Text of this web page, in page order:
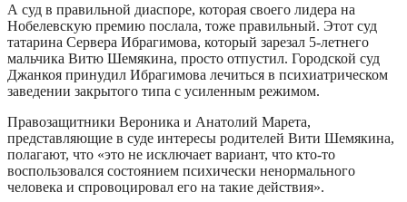
А суд в правильной диаспоре, которая своего лидера на
Нобелевскую премию послала, тоже правильный. Этот суд
татарина Сервера Ибрагимова, который зарезал 5-летнего
мальчика Витю Шемякина, просто отпустил. Городской суд
Джанкоя принудил Ибрагимова лечиться в психиатрическом
заведении закрытого типа с усиленным режимом.
Правозащитники Вероника и Анатолий Марета,
представляющие в суде интересы родителей Вити Шемякина,
полагают, что «это не исключает вариант, что кто-то
воспользовался состоянием психически ненормального
человека и спровоцировал его на такие действия».